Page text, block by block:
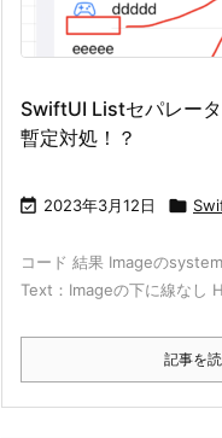
SwiftUI Listセパレー
暫定対処！？
 2023年3月12日 
コード 結果 Imageの
Text：Imageの下に線なし
記事を